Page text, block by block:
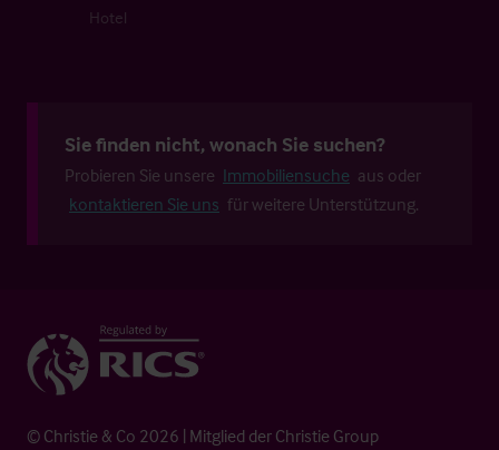
Hotel
Sie finden nicht, wonach Sie suchen?
Probieren Sie unsere Immobiliensuche aus oder
kontaktieren Sie uns für weitere Unterstützung.
© Christie & Co 2026 | Mitglied der Christie Group